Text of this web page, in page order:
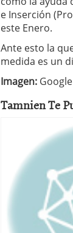
e Inserción
este Enero.
Ante esto la
medida es un
Imagen: Google
Tamnien Te